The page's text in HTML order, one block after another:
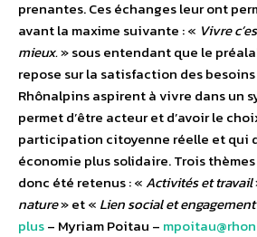
prenantes. Ces échanges leur ont
avant la maxime suivante : « Vivre
mieux.» sous entendant que le
repose sur la satisfaction des
Rhônalpins aspirent à vivre dans un
permet d’être acteur et d’avoir le
participation citoyenne réelle et qui
économie plus solidaire. Trois
donc été retenus : « Activités et travail
nature» et « Lien social et engagement
plus– Myriam Poitau –